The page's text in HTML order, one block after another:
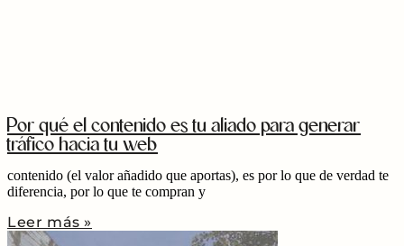
Por qué el contenido es tu aliado para generar
tráfico hacia tu web
contenido (el valor añadido que aportas), es por lo que de verdad te
diferencia, por lo que te compran y
Leer más »